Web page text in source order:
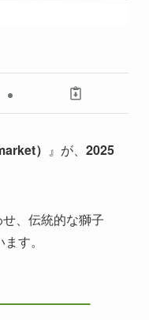
） 』が、 2025
、伝統的な獅子
す。